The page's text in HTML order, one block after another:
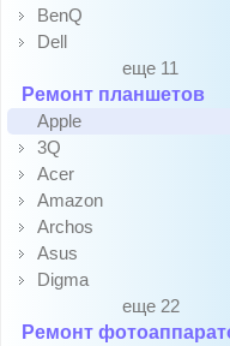
BenQ
Dell
еще 11
Ремонт планшетов
Apple
3Q
Acer
Amazon
Archos
Asus
Digma
еще 22
Ремонт